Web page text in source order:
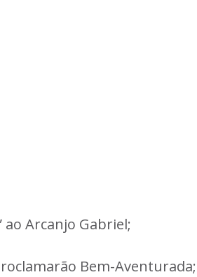
ao Arcanjo Gabriel;
Bem-Aventurada;